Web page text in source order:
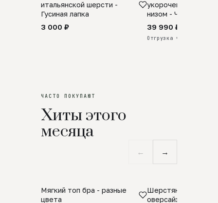
итальянской шерсти -
Гусиная лапка
3 000 ₽
укороченная с
низом - Черный
39 990 ₽
Отгрузка через 25 дней
ЧАСТО ПОКУПАЮТ
Хиты этого
месяца
← →
Мягкий топ бра - разные
цвета
Шерстяной свитер
оверсайз 100%